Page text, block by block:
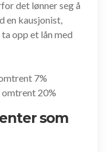
det lønner seg å
en kausjonist,
opp et lån med
7%
20%
som